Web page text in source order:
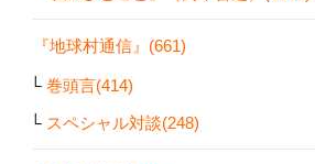
『地球村通信』(661)
巻頭言(414)
スペシャル対談(248)